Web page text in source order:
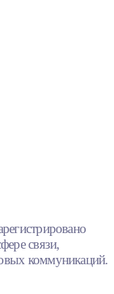
связи,
коммуникаций.